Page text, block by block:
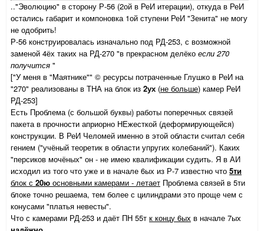
.."Эволюцию" в сторону Р-56 (2ой в РеИ итерации), откуда в РеИ
остались габарит и компоновка 1ой ступени РеИ "Зенита" не могу
не одобрить!
Р-56 конструировалась изначально под РД-253, с возможной
заменой 4ёх таких на РД-270 "в прекрасном делёко если 270
получится "
["У меня в "Маятнике"" © ресурсы потраченные Глушко в РеИ на
"270" реализованы в ТНА на блок из 2ух (не больше) камер РеИ
РД-253]
Есть Проблема (с большой буквы) работы поперечных связей
пакета в прочности априорно НЕжесткой (деформирующейся)
конструкции. В РеИ Челомей именно в этой области считал себя
гением ("учёный теоретик в области упругих колебаний"). Каких
"персиков мочёных" он - не имею квалификации судить. Я в АИ
исходил из того что уже и в начале 6ых из Р-7 известно что 5ти
блок с 20ю основными камерами - летает Проблема связей в 5ти
блоке точно решаема, тем более с цилиндрами это проще чем с
конусами "платья невесты".
Что с камерами РД-253 и даёт ПН 55т к концу 6ых в начале 7ых